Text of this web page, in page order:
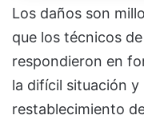
Los daños son
que los técnicos
respondieron en
la difícil situación
restablecimiento